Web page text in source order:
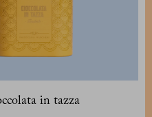
in tazza